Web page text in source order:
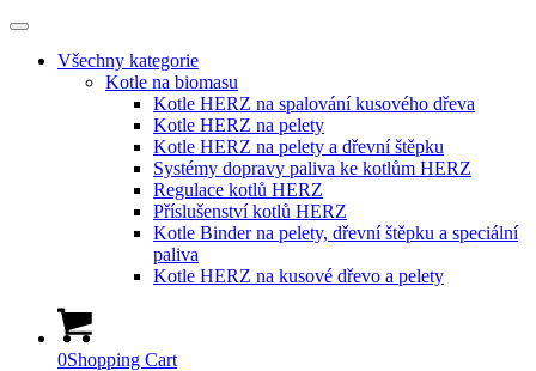
Všechny kategorie
Kotle na biomasu
Kotle HERZ na spalování kusového dřeva
Kotle HERZ na pelety
Kotle HERZ na pelety a dřevní štěpku
Systémy dopravy paliva ke kotlům HERZ
Regulace kotlů HERZ
Příslušenství kotlů HERZ
Kotle Binder na pelety, dřevní štěpku a speciální
paliva
Kotle HERZ na kusové dřevo a pelety
0Shopping Cart